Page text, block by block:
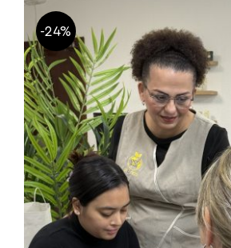
-24%